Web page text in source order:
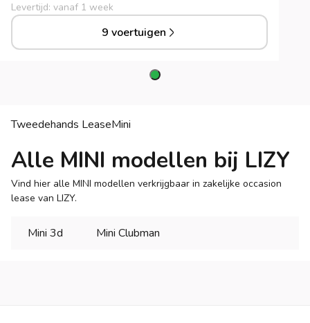
Levertijd: vanaf 1 week
9 voertuigen
Tweedehands LeaseMini
Alle MINI modellen bij LIZY
Vind hier alle MINI modellen verkrijgbaar in zakelijke occasion
lease van LIZY.
Mini 3d Mini Clubman